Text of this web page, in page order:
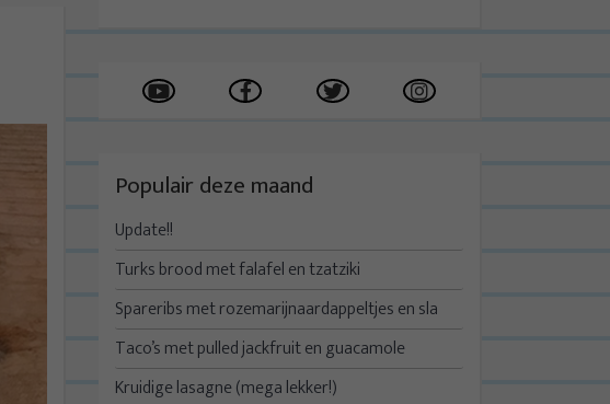
Populair deze maand
Update!!
Turks brood met falafel en tzatziki
Spareribs met rozemarijnaardappeltjes en sla
Taco’s met pulled jackfruit en guacamole
Kruidige lasagne (mega lekker!)